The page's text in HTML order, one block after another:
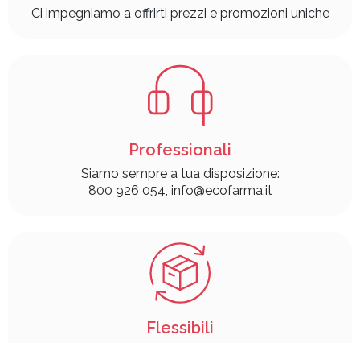
Ci impegniamo a offrirti prezzi e promozioni uniche
Professionali
Siamo sempre a tua disposizione:
800 926 054, info@ecofarma.it
Flessibili